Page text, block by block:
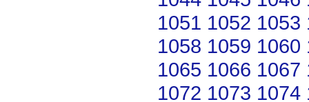
1051 1052 1053
1058 1059 1060
1065 1066 1067
1072 1073 1074